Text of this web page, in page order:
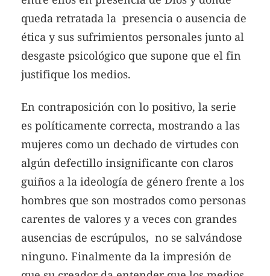
queda retratada la presencia o ausencia de
ética y sus sufrimientos personales junto al
desgaste psicológico que supone que el fin
justifique los medios.
En contraposición con lo positivo, la serie
es políticamente correcta, mostrando a las
mujeres como un dechado de virtudes con
algún defectillo insignificante con claros
guiños a la ideología de género frente a los
hombres que son mostrados como personas
carentes de valores y a veces con grandes
ausencias de escrúpulos, no se salvándose
ninguno. Finalmente da la impresión de